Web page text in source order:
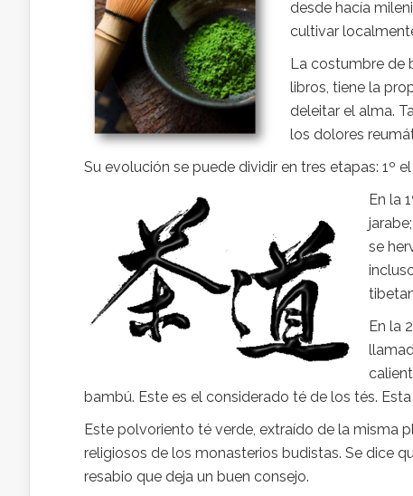
desde hacía
cultivar
La costumbre de
libros, tiene la
deleitar el alma.
los dolores
Su evolución se puede dividir en tres etapas: 1º
En la
se
En la
bambú. Este es el considerado té de los tés.
Este polvoriento té verde, extraído de la misma
religiosos de los monasterios budistas. Se dice
resabio que deja un buen consejo.